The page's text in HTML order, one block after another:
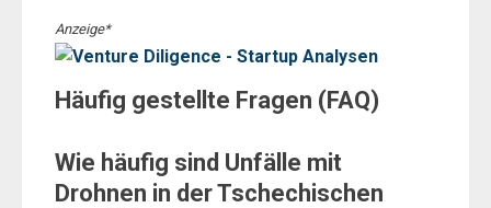
Anzeige*
Häufig gestellte Fragen (FAQ)
Wie häufig sind Unfälle mit
Drohnen in der Tschechischen